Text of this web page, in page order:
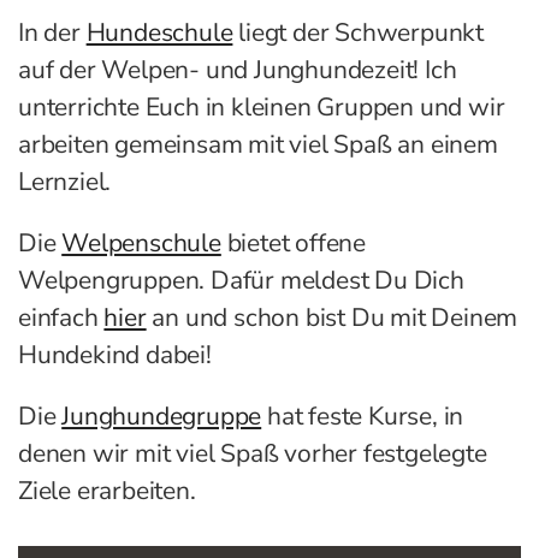
In der Hundeschuleliegt der Schwerpunkt
auf der Welpen- und Junghundezeit! Ich
unterrichte Euch in kleinen Gruppen und wir
arbeiten gemeinsam mit viel Spaß an einem
Lernziel.
DieWelpenschulebietet offene
Welpengruppen. Dafür meldest Du Dich
einfach hieran und schon bist Du mit Deinem
Hundekind dabei!
DieJunghundegruppe hat feste Kurse, in
denen wir mit viel Spaß vorher festgelegte
Ziele erarbeiten.